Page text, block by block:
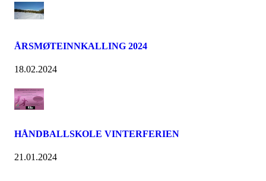
ÅRSMØTEINNKALLING 2024
18.02.2024
HÅNDBALLSKOLE VINTERFERIEN
21.01.2024